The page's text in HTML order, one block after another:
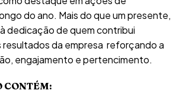
do ano. Mais do que um presente,
dedicação de quem contribui
resultados da empresa reforçando a
engajamento e pertencimento.
CONTÉM: